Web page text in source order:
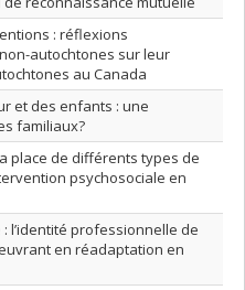
: réflexions
autochtones sur leur
au Canada
et des enfants : une
familiaux?
place de différents types de
psychosociale en
l’identité professionnelle de
en réadaptation en